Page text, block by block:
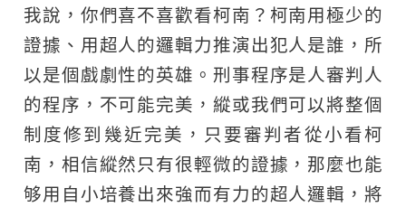
我說，你們喜不喜歡看柯南？柯南用極少的
證據、用超人的邏輯力推演出犯人是誰，所
以是個戲劇性的英雄。刑事程序是人審判人
的程序，不可能完美，縱或我們可以將整個
制度修到幾近完美，只要審判者從小看柯
南，相信縱然只有很輕微的證據，那麼也能
够用自小培養出來強而有力的超人邏輯，將